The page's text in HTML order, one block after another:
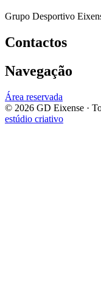
Grupo Desportivo
Contactos
Navegação
Área reservada
© 2026 GD Eixense ·
estúdio criativo